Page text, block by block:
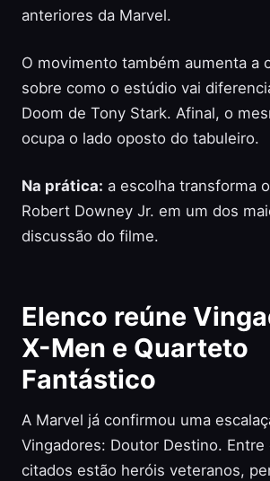
anteriores da Marvel.
O movimento também aumenta a
sobre como o estúdio vai
Doom de Tony Stark. Afinal, o
ocupa o lado oposto do tabuleiro.
Na prática: a escolha transforma
Robert Downey Jr. em um dos
discussão do filme.
Elenco reúne
X-Men e Quarteto
Fantástico
A Marvel já confirmou uma
Vingadores: Doutor Destino. Entre
citados estão heróis veteranos,